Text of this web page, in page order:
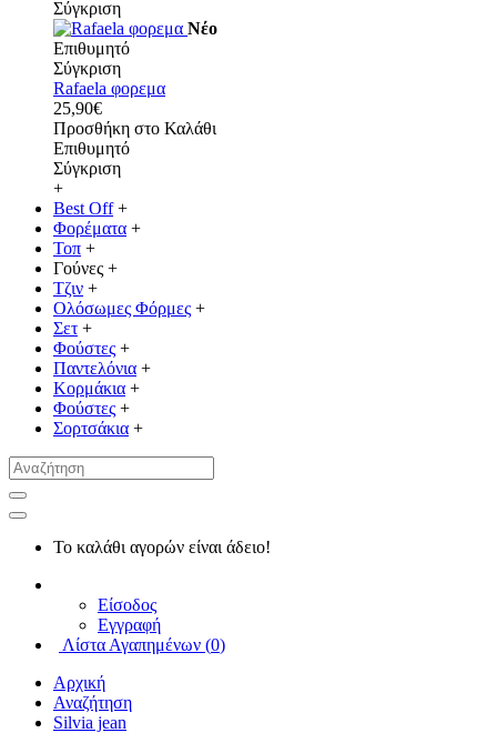
Σύγκριση
Νέο
Επιθυμητό
Σύγκριση
Rafaela φορεμα
25,90€
Προσθήκη στο Καλάθι
Επιθυμητό
Σύγκριση
+
Best Off +
Φορέματα +
Τοπ +
Γούνες +
Τζιν +
Ολόσωμες Φόρμες +
Σετ +
Φούστες +
Παντελόνια +
Κορμάκια +
Φούστες +
Σορτσάκια +
Το καλάθι αγορών είναι άδειο!
Είσοδος
Εγγραφή
Λίστα Αγαπημένων (0)
Αρχική
Αναζήτηση
Silvia jean